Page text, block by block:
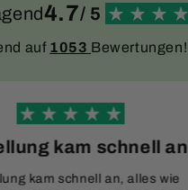
4.7/ 5
auf 1053 Bewertungen!
kam schnell an
kam schnell an, alles wie